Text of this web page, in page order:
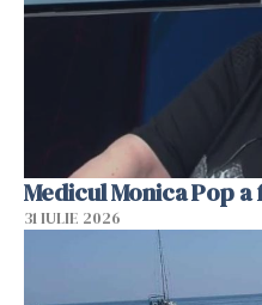
Medicul Monica Pop a
31 IULIE 2026